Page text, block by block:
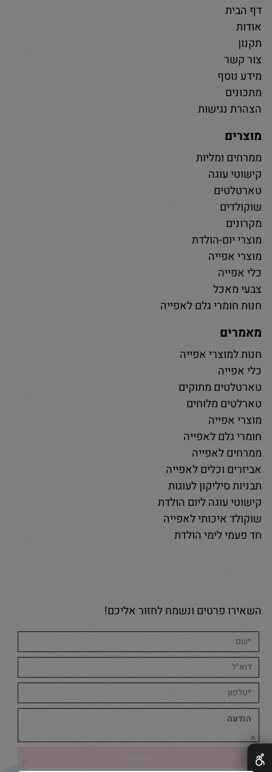
דף הבית
אודות
תקנון
צור קשר
מידע נוסף
מתכונים
הצהרת נגישות
מוצרים
ממרחים ומליות
קישוטי עוגה
טארטלטים
שוקולדים
מקרונים
מוצרי יום-הולדת
מוצרי אפייה
כלי אפייה
צבעי מאכל
חנות חומרי גלם לאפייה
מאמרים
חנות למוצרי אפייה
כלי אפייה
טארטלטים מתוקים
טארלטים מלוחים
מוצרי אפייה
חומרי גלם לאפייה
ממרחים לאפייה
אביזרים וכלים לאפייה
תבניות סיליקון לעוגות
קישוטי עוגה ליום הולדת
שוקולד איכותי לאפייה
חד פעמי לימי הולדת
השאירו פרטים ונשמח לחזור אליכם!
✕